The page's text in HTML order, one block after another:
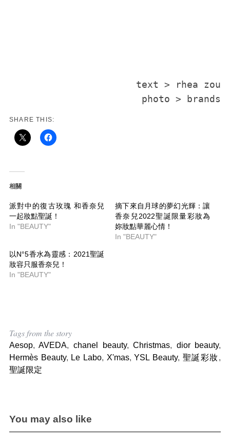
text > rhea zou
photo > brands
SHARE THIS:
相關
派對中的復古玫瑰 和香奈兒
一起妝點聖誕！
In "BEAUTY"
摘下來自月球的夢幻光輝：讓
香奈兒2022聖誕限量彩妝為
妳妝點華麗心情！
In "BEAUTY"
以N°5香水為靈感：2021聖誕
妝容只服香奈兒！
In "BEAUTY"
Tags from the story
Aesop,AVEDA, chanel beauty,Christmas, dior beauty,
Hermès Beauty, Le Labo, X'mas,YSL Beauty, 聖誕彩妝,
聖誕限定
You may also like